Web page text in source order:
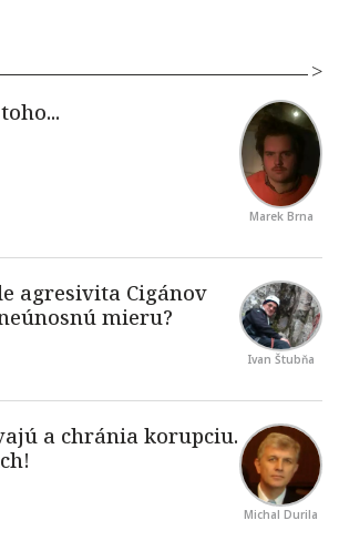
Marek Brna
Ivan Štubňa
Michal Durila